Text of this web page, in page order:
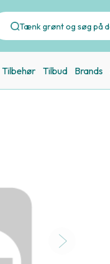
Tilbehør Tilbud Brands